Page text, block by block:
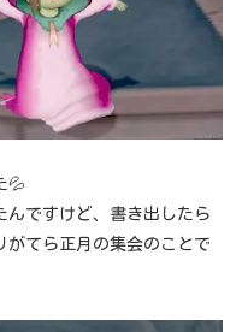
💦
んですけど、書き出したら
がてら正月の集会のことで